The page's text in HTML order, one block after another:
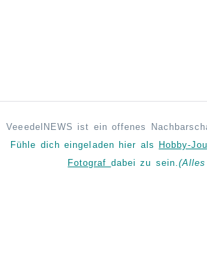
VeeedelNEWS ist ein offenes
Fühle dich eingeladen hier als
Hobby-
Fotograf dabei zu sein.